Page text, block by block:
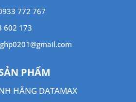
772 767
602 173
PHẨM
HÃNG DATAMAX